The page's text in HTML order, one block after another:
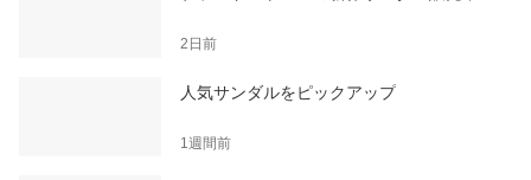
2日前
人気サンダルをピックアップ
1週間前